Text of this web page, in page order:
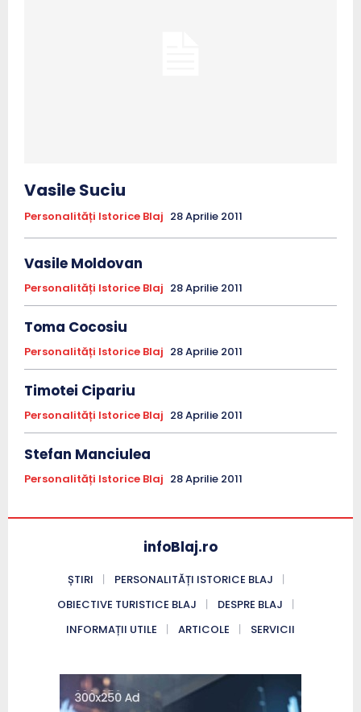
Vasile Suciu
Personalități Istorice Blaj 28 Aprilie 2011
Vasile Moldovan
Personalități Istorice Blaj 28 Aprilie 2011
Toma Cocosiu
Personalități Istorice Blaj 28 Aprilie 2011
Timotei Cipariu
Personalități Istorice Blaj 28 Aprilie 2011
Stefan Manciulea
Personalități Istorice Blaj 28 Aprilie 2011
infoBlaj.ro
ȘTIRI
PERSONALITĂȚI ISTORICE BLAJ
OBIECTIVE TURISTICE BLAJ
DESPRE BLAJ
INFORMAȚII UTILE
ARTICOLE SERVICII